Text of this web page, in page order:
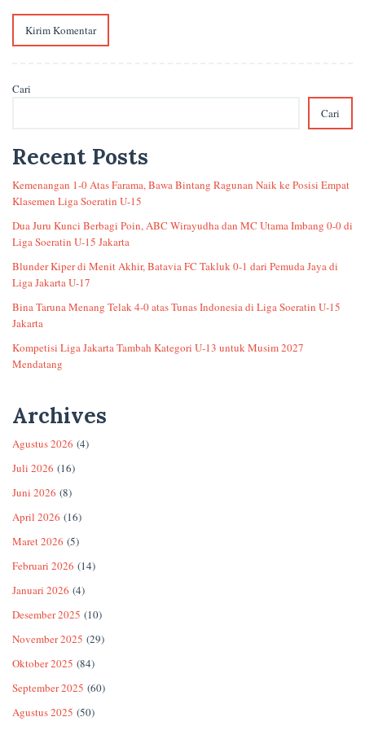
Cari
Cari
Recent Posts
Kemenangan 1-0 Atas Farama, Bawa Bintang Ragunan Naik ke Posisi Empat
Klasemen Liga Soeratin U-15
Dua Juru Kunci Berbagi Poin, ABC Wirayudha dan MC Utama Imbang 0-0 di
Liga Soeratin U-15 Jakarta
Blunder Kiper di Menit Akhir, Batavia FC Takluk 0-1 dari Pemuda Jaya di
Liga Jakarta U-17
Bina Taruna Menang Telak 4-0 atas Tunas Indonesia di Liga Soeratin U-15
Jakarta
Kompetisi Liga Jakarta Tambah Kategori U-13 untuk Musim 2027
Mendatang
Archives
Agustus 2026 (4)
Juli 2026 (16)
Juni 2026 (8)
April 2026 (16)
Maret 2026 (5)
Februari 2026 (14)
Januari 2026 (4)
Desember 2025 (10)
November 2025 (29)
Oktober 2025 (84)
September 2025 (60)
Agustus 2025 (50)